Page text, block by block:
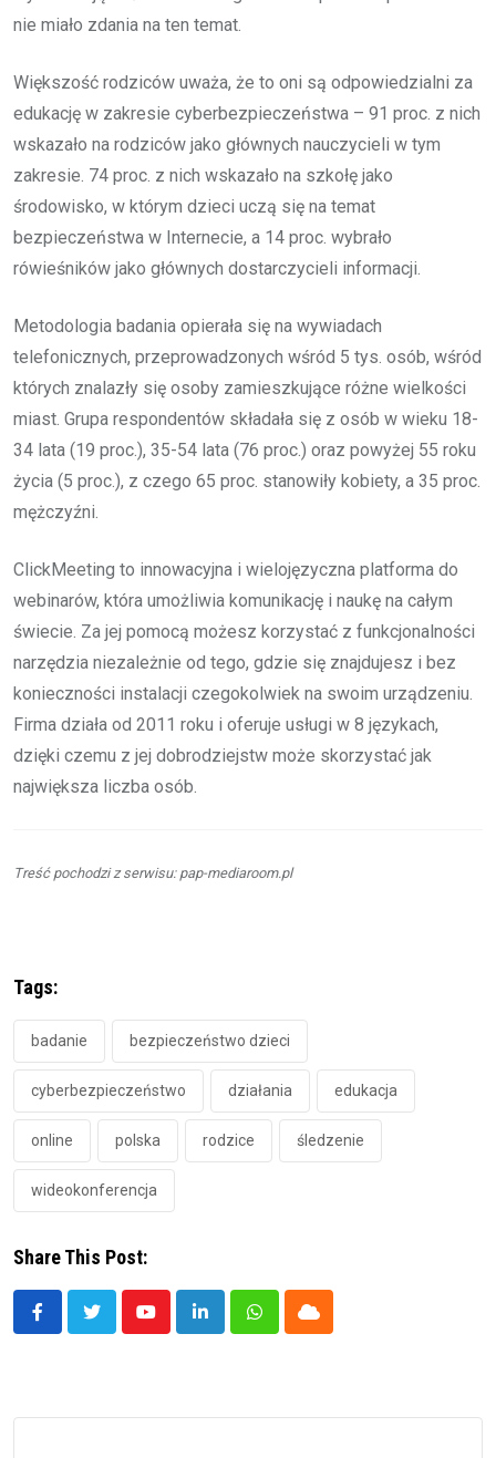
nie miało zdania na ten temat.
Większość rodziców uważa, że to oni są odpowiedzialni za
edukację w zakresie cyberbezpieczeństwa – 91 proc. z nich
wskazało na rodziców jako głównych nauczycieli w tym
zakresie. 74 proc. z nich wskazało na szkołę jako
środowisko, w którym dzieci uczą się na temat
bezpieczeństwa w Internecie, a 14 proc. wybrało
rówieśników jako głównych dostarczycieli informacji.
Metodologia badania opierała się na wywiadach
telefonicznych, przeprowadzonych wśród 5 tys. osób, wśród
których znalazły się osoby zamieszkujące różne wielkości
miast. Grupa respondentów składała się z osób w wieku 18-
34 lata (19 proc.), 35-54 lata (76 proc.) oraz powyżej 55 roku
życia (5 proc.), z czego 65 proc. stanowiły kobiety, a 35 proc.
mężczyźni.
ClickMeeting to innowacyjna i wielojęzyczna platforma do
webinarów, która umożliwia komunikację i naukę na całym
świecie. Za jej pomocą możesz korzystać z funkcjonalności
narzędzia niezależnie od tego, gdzie się znajdujesz i bez
konieczności instalacji czegokolwiek na swoim urządzeniu.
Firma działa od 2011 roku i oferuje usługi w 8 językach,
dzięki czemu z jej dobrodziejstw może skorzystać jak
największa liczba osób.
Treść pochodzi z serwisu: pap-mediaroom.pl
Tags:
badanie bezpieczeństwo dzieci
cyberbezpieczeństwo działania edukacja
online polska rodzice śledzenie
wideokonferencja
Share This Post:
YoutubeLinkedInWhatsappCloud